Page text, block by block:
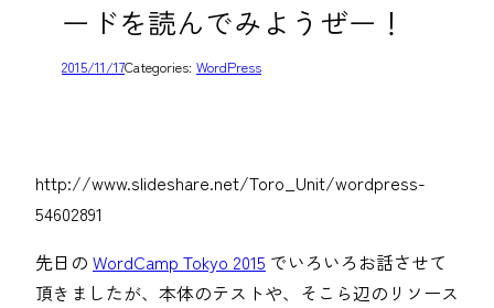
ードを読んでみようぜー！
2015/11/17Categories: WordPress
http://www.slideshare.net/Toro_Unit/wordpress-
54602891
先日の WordCamp Tokyo 2015 でいろいろお話させて
頂きましたが、本体のテストや、そこら辺のリソース